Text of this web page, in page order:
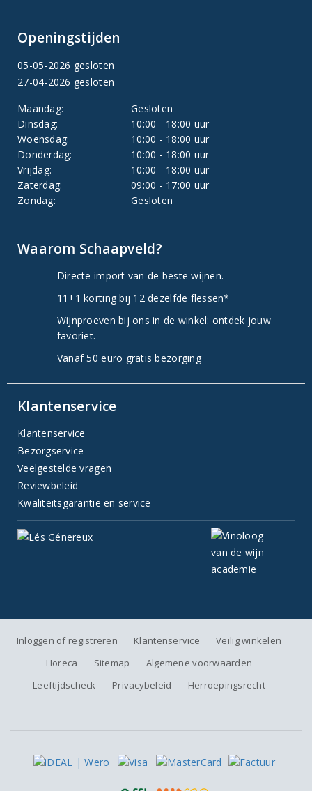
Openingstijden
05-05-2026 gesloten
27-04-2026 gesloten
Maandag:
Gesloten
Dinsdag:
10:00 - 18:00 uur
Woensdag:
10:00 - 18:00 uur
Donderdag:
10:00 - 18:00 uur
Vrijdag:
10:00 - 18:00 uur
Zaterdag:
09:00 - 17:00 uur
Zondag:
Gesloten
Waarom Schaapveld?
Directe import van de beste wijnen.
11+1 korting bij 12 dezelfde flessen*
Wijnproeven bij ons in de winkel: ontdek jouw
favoriet.
Vanaf 50 euro gratis bezorging
Klantenservice
Klantenservice
Bezorgservice
Veelgestelde vragen
Reviewbeleid
Kwaliteitsgarantie en service
Inloggen of registreren Klantenservice
Veilig winkelen
Horeca
Sitemap
Algemene voorwaarden
Leeftijdscheck
Privacybeleid Herroepingsrecht